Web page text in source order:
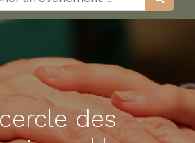
des